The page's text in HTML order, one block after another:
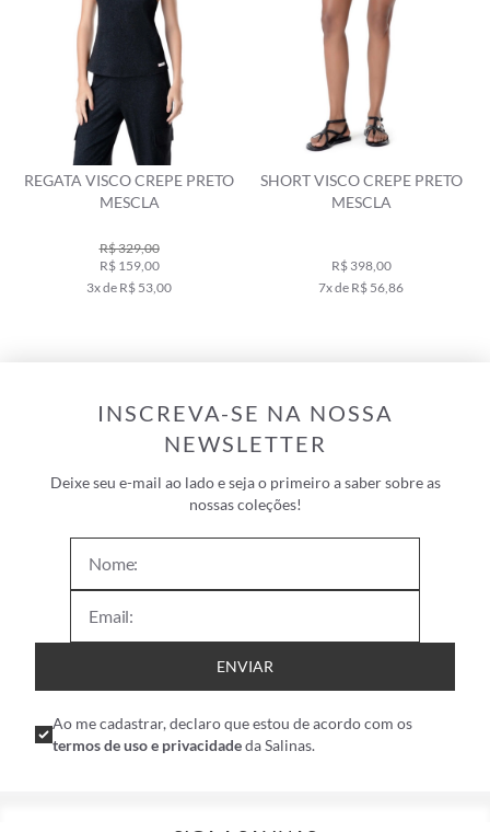
REGATA VISCO CREPE PRETO
MESCLA
R$ 329,00
R$ 159,00
3x de R$ 53,00
SHORT VISCO CREPE PRETO
MESCLA
R$ 398,00
7x de R$ 56,86
INSCREVA-SE NA NOSSA
NEWSLETTER
Deixe seu e-mail ao lado e seja o primeiro a saber sobre as
nossas coleções!
ENVIAR
Ao me cadastrar, declaro que estou de acordo com os
termos de uso e privacidadeda Salinas.